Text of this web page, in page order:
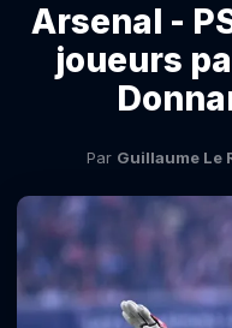
Arsenal -
joueurs
Par Guillaume Le